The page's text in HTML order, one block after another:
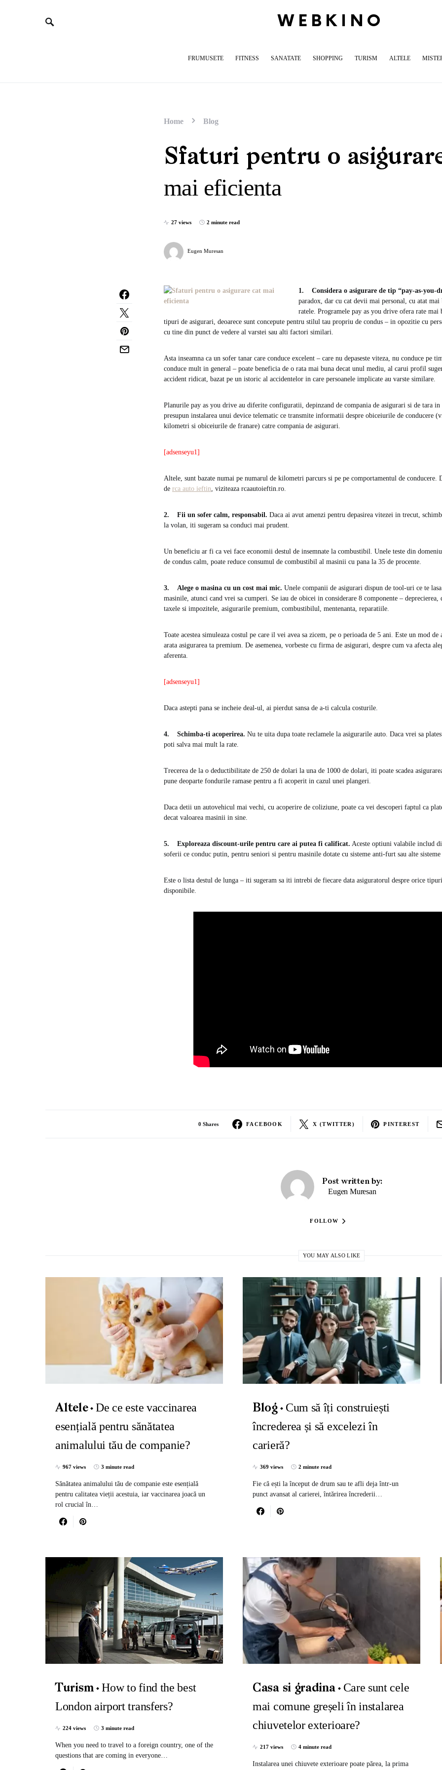
WEBKINO
FRUMUSETE FITNESS SANATATE SHOPPING TURISM ALTELE
Home Blog
Sfaturi pentru o
mai eficienta
27 views 2 minute read
Eugen Muresan
1. Considera o asigurare de tip “pay-as-you-
paradox, dar cu cat devii mai personal, cu atat
ratele. Programele pay as you drive ofera rate mai
tipuri de asigurari, deoarece sunt concepute pentru stilul tau propriu de condus – in opozitie cu
cu tine din punct de vedere al varstei sau alti factori similari.
Asta inseamna ca un sofer tanar care conduce excelent – care nu depaseste viteza, nu conduce pe
conduce mult in general – poate beneficia de o rata mai buna decat unul mediu, al carui profil
accident ridicat, bazat pe un istoric al accidentelor in care persoanele implicate au varste similare.
Planurile pay as you drive au diferite configuratii, depinzand de compania de asigurari si de tara
presupun instalarea unui device telematic ce transmite informatii despre obiceiurile de conducere
kilometri si obiceiurile de franare) catre compania de asigurari.
[adsenseyu1]
Altele, sunt bazate numai pe numarul de kilometri parcurs si pe pe comportamentul de conducere.
de rca auto ieftin, viziteaza rcaautoieftin.ro.
2. Fii un sofer calm, responsabil. Daca ai avut amenzi pentru depasirea vitezei in trecut,
la volan, iti sugeram sa conduci mai prudent.
Un beneficiu ar fi ca vei face economii destul de insemnate la combustibil. Unele teste din
de condus calm, poate reduce consumul de combustibil al masinii cu pana la 35 de procente.
3. Alege o masina cu un cost mai mic. Unele companii de asigurari dispun de tool-uri ce te
masinile, atunci cand vrei sa cumperi. Se iau de obicei in considerare 8 componente – deprecierea,
taxele si impozitele, asigurarile premium, combustibilul, mentenanta, reparatiile.
Toate acestea simuleaza costul pe care il vei avea sa zicem, pe o perioada de 5 ani. Este un mod de
arata asigurarea ta premium. De asemenea, vorbeste cu firma de asigurari, despre cum va afecta
aferenta.
[adsenseyu1]
Daca astepti pana se incheie deal-ul, ai pierdut sansa de a-ti calcula costurile.
4. Schimba-ti acoperirea. Nu te uita dupa toate reclamele la asigurarile auto. Daca vrei sa
poti salva mai mult la rate.
Trecerea de la o deductibilitate de 250 de dolari la una de 1000 de dolari, iti poate scadea
pune deoparte fondurile ramase pentru a fi acoperit in cazul unei plangeri.
Daca detii un autovehicul mai vechi, cu acoperire de coliziune, poate ca vei descoperi faptul ca
decat valoarea masinii in sine.
5. Exploreaza discount-urile pentru care ai putea fi calificat. Aceste optiuni valabile includ
soferii ce conduc putin, pentru seniori si pentru masinile dotate cu sisteme anti-furt sau alte sisteme
Este o lista destul de lunga – iti sugeram sa iti intrebi de fiecare data asiguratorul despre orice
disponibile.
0 Shares FACEBOOK X (TWITTER) PINTEREST
Post written by:
Eugen Muresan
FOLLOW
YOU MAY ALSO LIKE
Altele
De ce este vaccinarea
esențială pentru sănătatea
animalului tău de companie?
967 views 3 minute read
Sănătatea animalului tău de companie este esențială
pentru calitatea vieții acestuia, iar vaccinarea joacă un
rol crucial în…
Blog
Cum să îți construiești
încrederea și să excelezi în
carieră?
369 views 2 minute read
Fie că ești la început de drum sau te afli deja într-un
punct avansat al carierei, întărirea încrederii…
Turism
How to find the best
London airport transfers?
224 views 3 minute read
When you need to travel to a foreign country, one of the
questions that are coming in everyone…
Casa si gradina
Care sunt cele
mai comune greșeli în instalarea
chiuvetelor exterioare?
217 views 4 minute read
Instalarea unei chiuvete exterioare poate părea, la prima